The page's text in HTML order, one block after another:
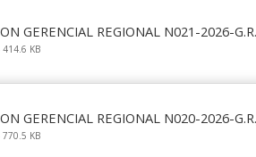
GERENCIAL REGIONAL N021-2026-
KB
GERENCIAL REGIONAL N020-2026-
KB